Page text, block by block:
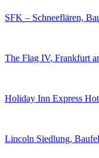
SFK – Schneeflären,
The Flag IV, Frankfurt
Holiday Inn Express
Lincoln Siedlung,